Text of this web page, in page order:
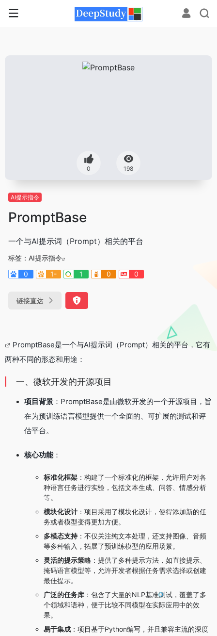
0 198
AI提示指令
PromptBase
一个与AI提示词（Prompt）相关的平台
标签： AI提示指令
0
1- 1 0 0
链接直达
PromptBase是一个与AI提示词（Prompt）相关的平台，它有
两种不同的形态和用途：
一、微软开发的开源项目
项目背景 ：PromptBase是由微软开发的一个开源项目，旨
在为预训练语言模型提供一个全面的、可扩展的测试和评
估平台。
核心功能：
标准化框架 ：构建了一个标准化的框架，允许用户对各
种语言任务进行实验，包括文本生成、问答、情感分析
等。
模块化设计 ：项目采用了模块化设计，使得添加新的任
务或者模型变得更加方便。
多模态支持 ：不仅关注纯文本处理，还支持图像、音频
等多种输入，拓展了预训练模型的应用场景。
灵活的提示策略 ：提供了多种提示方法，如直接提示、
掩码语言模型等，允许开发者根据任务需求选择或创建
最佳提示。
广泛的任务库 ：包含了大量的NLP基准测试，覆盖了多
个领域和语种，便于比较不同模型在实际应用中的效
果。
易于集成 ：项目基于Python编写，并且兼容主流的深度